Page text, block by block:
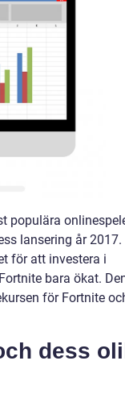
populära
lansering år 2017.
för att investera i
bara ökat.
för Fortnite
dess